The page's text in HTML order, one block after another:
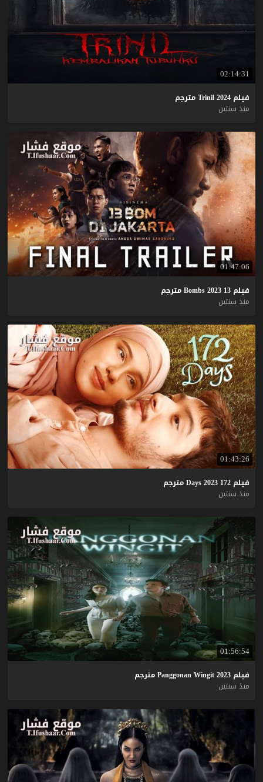
02:14:31
فيلم Trinil 2024
مترجم
منذ سنتين
01:47:06
فيلم 13
Bombs 2023
مترجم
منذ سنتين
01:43:26
فيلم 172
Days 2023
مترجم
منذ سنتين
01:56:54
فيلم Panggonan Wingit 2023
مترجم
منذ سنتين